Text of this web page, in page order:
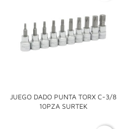
JUEGO DADO PUNTA TORX C-3/8
10PZA SURTEK
